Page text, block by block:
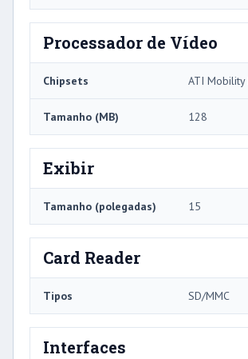
Processador de Vídeo
Chipsets ATI
Tamanho (MB) 128
Exibir
Tamanho (polegadas) 15
Card Reader
Tipos SD/MMC
Interfaces